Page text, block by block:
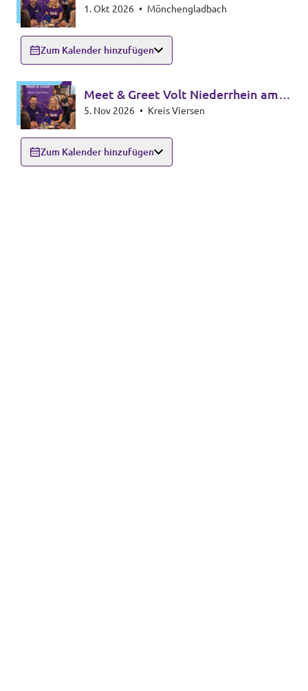
Oktober um 18 Uhr
1. Okt 2026 • Mönchengladbach
Zum Kalender hinzufügen
Meet & Greet Volt Niederrhein am 5.
November um 18 Uhr
5. Nov 2026 • Kreis Viersen
Zum Kalender hinzufügen